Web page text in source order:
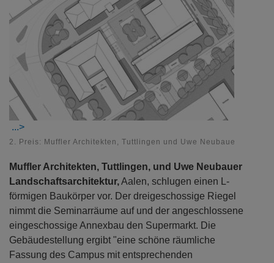
2. Preis: Muffler Architekten, Tuttlingen und Uwe Neubauer
Muffler Architekten, Tuttlingen, und Uwe Neubauer
Landschaftsarchitektur,Aalen, schlugen einen L-
förmigen Baukörper vor. Der dreigeschossige Riegel
nimmt die Seminarräume auf und der angeschlossene
eingeschossige Annexbau den Supermarkt. Die
Gebäudestellung ergibt "eine schöne räumliche
Fassung des Campus mit entsprechenden